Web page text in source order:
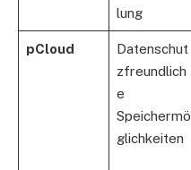
lung
pCloud
Datenschut
zfreundlich
e
Speichermö
glichkeiten